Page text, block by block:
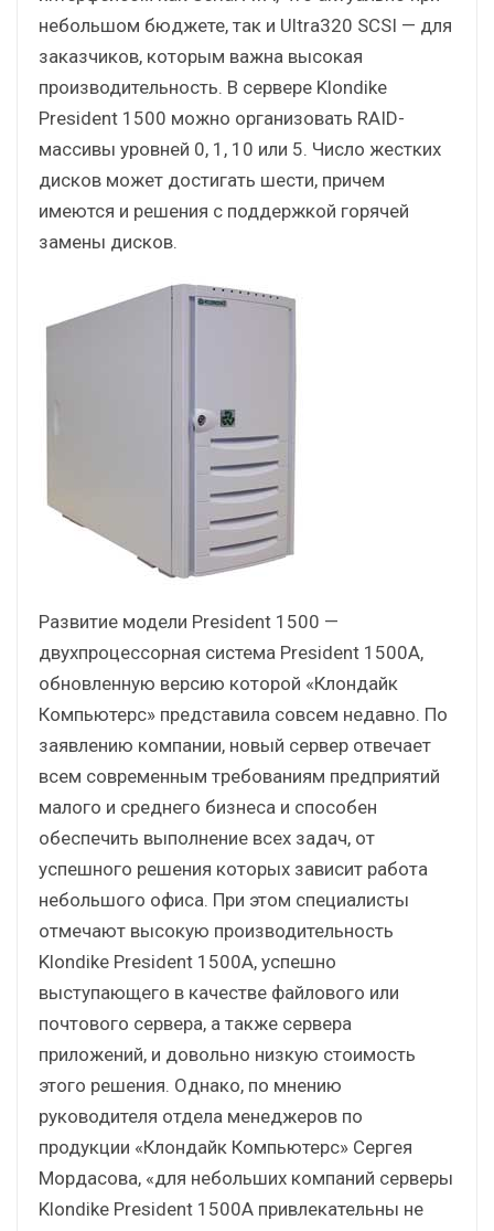
небольшом бюджете, так и Ultra320 SCSI — для
заказчиков, которым важна высокая
производительность. В сервере Klondike
President 1500 можно организовать RAID-
массивы уровней 0, 1, 10 или 5. Число жестких
дисков может достигать шести, причем
имеются и решения с поддержкой горячей
замены дисков.
Развитие модели President 1500 —
двухпроцессорная система President 1500A,
обновленную версию которой «Клондайк
Компьютерс» представила совсем недавно. По
заявлению компании, новый сервер отвечает
всем современным требованиям предприятий
малого и среднего бизнеса и способен
обеспечить выполнение всех задач, от
успешного решения которых зависит работа
небольшого офиса. При этом специалисты
отмечают высокую производительность
Klondike President 1500A, успешно
выступающего в качестве файлового или
почтового сервера, а также сервера
приложений, и довольно низкую стоимость
этого решения. Однако, по мнению
руководителя отдела менеджеров по
продукции «Клондайк Компьютерс» Сергея
Мордасова, «для небольших компаний серверы
Klondike President 1500A привлекательны не